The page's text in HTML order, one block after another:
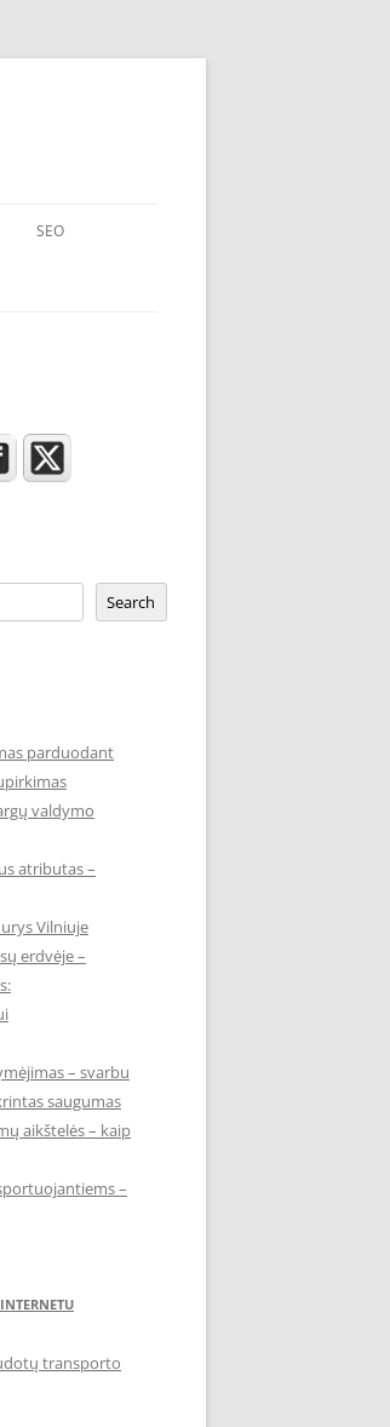
SEO
Search
parduodant
valdymo
atributas –
Vilniuje
erdvėje –
– svarbu
saugumas
aikštelės – kaip
–
transporto